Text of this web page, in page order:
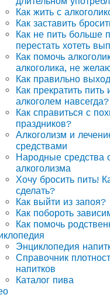
Как жить с
Как заставить
Как не пить больше
перестать хотеть
Как помочь
алкоголика, не
Как правильно
Как прекратить пить
алкоголем навсегда?
Как справиться с
праздников?
Алкоголизм и
средствами
Народные средства
алкоголизма
Хочу бросить пить!
сделать?
Как выйти из запоя?
Как побороть
Как помочь
Энциклопедия
Справочник
напитков
Каталог пива